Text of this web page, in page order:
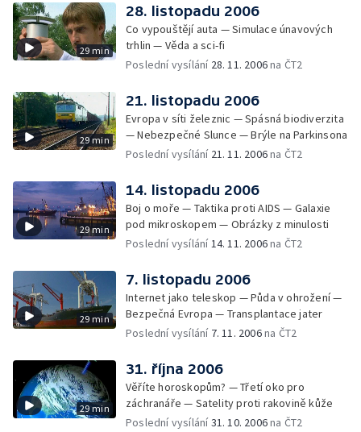
29 min
28. listopadu 2006
Co vypouštějí auta — Simulace únavových
trhlin — Věda a sci-fi
Poslední vysílání 28. 11. 2006na ČT2
29 min
21. listopadu 2006
Evropa v síti železnic — Spásná biodiverzita
— Nebezpečné Slunce — Brýle na Parkinsona
Poslední vysílání 21. 11. 2006na ČT2
29 min
14. listopadu 2006
Boj o moře — Taktika proti AIDS — Galaxie
pod mikroskopem — Obrázky z minulosti
Poslední vysílání14. 11. 2006na ČT2
29 min
7. listopadu 2006
Internet jako teleskop — Půda v ohrožení —
Bezpečná Evropa — Transplantace jater
Poslední vysílání 7. 11. 2006na ČT2
29 min
31. října 2006
Věříte horoskopům? — Třetí oko pro
záchranáře — Satelity proti rakovině kůže
Poslední vysílání31. 10. 2006na ČT2